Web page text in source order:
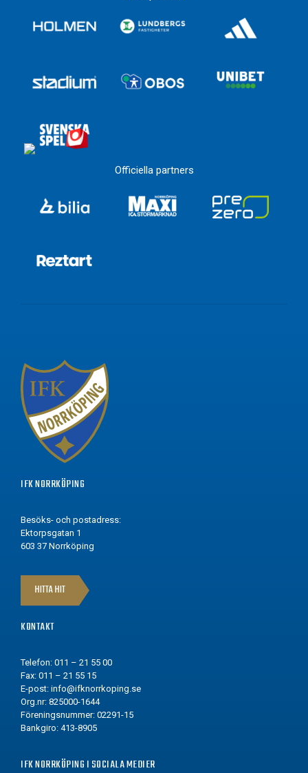
Officiella partners
IFK NORRKÖPING
Besöks- och postadress:
Ektorpsgatan 1
603 37 Norrköping
HITTA HIT
KONTAKT
Telefon: 011 – 21 55 00
Fax: 011 – 21 55 15
E-post: info@ifknorrkoping.se
Org.nr: 825000-1644
Föreningsnummer: 02291-15
Bankgiro: 413-8905
IFK NORRKÖPING I SOCIALA MEDIER